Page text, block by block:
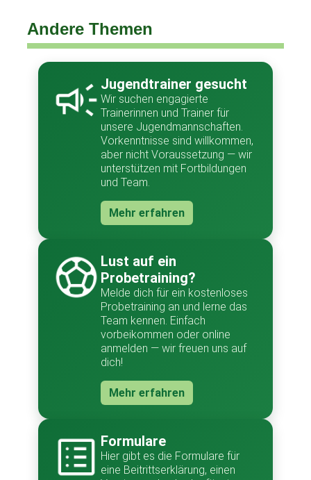
Andere Themen
Jugendtrainer gesucht
Wir suchen engagierte
Trainerinnen und Trainer für
unsere Jugendmannschaften.
Vorkenntnisse sind willkommen,
aber nicht Voraussetzung — wir
unterstützen mit Fortbildungen
und Team.
Mehr erfahren
Lust auf ein
Probetraining?
Melde dich für ein kostenloses
Probetraining an und lerne das
Team kennen. Einfach
vorbeikommen oder online
anmelden — wir freuen uns auf
dich!
Mehr erfahren
Formulare
Hier gibt es die Formulare für
eine Beitrittserklärung, einen